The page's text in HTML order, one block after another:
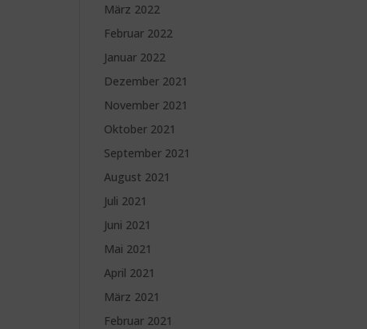
März 2022
Februar 2022
Januar 2022
Dezember 2021
November 2021
Oktober 2021
September 2021
August 2021
Juli 2021
Juni 2021
Mai 2021
April 2021
März 2021
Februar 2021